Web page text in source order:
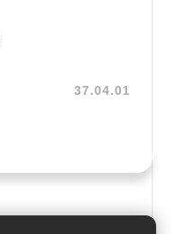
37.04.01